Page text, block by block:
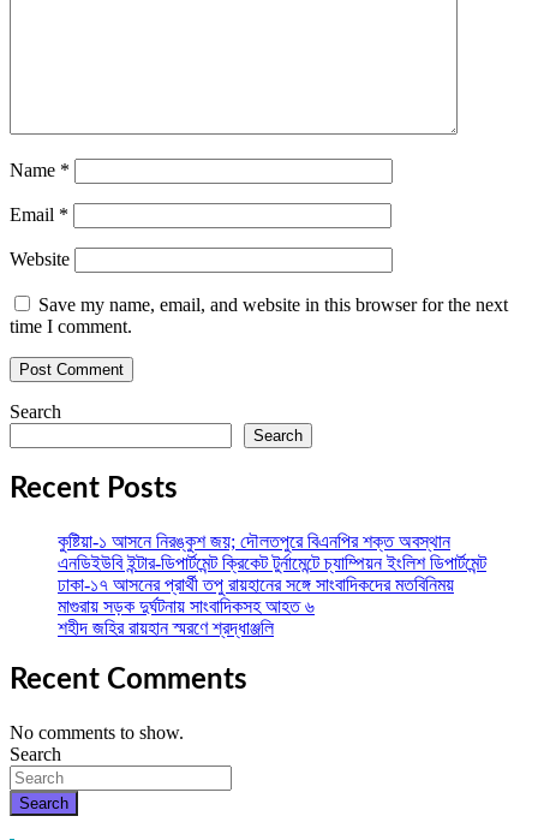
Name *
Email *
Website
Save my name, email, and website in this browser for the next
time I comment.
Search
Search
Recent Posts
কুষ্টিয়া-১ আসনে নিরঙ্কুশ জয়; দৌলতপুরে বিএনপির শক্ত অবস্থান
এনডিইউবি ইন্টার-ডিপার্টমেন্ট ক্রিকেট টুর্নামেন্টে চ্যাম্পিয়ন ইংলিশ ডিপার্টমেন্ট
ঢাকা-১৭ আসনের প্রার্থী তপু রায়হানের সঙ্গে সাংবাদিকদের মতবিনিময়
মাগুরায় সড়ক দুর্ঘটনায় সাংবাদিকসহ আহত ৬
শহীদ জহির রায়হান স্মরণে শ্রদ্ধাঞ্জলি
Recent Comments
No comments to show.
Search
Search